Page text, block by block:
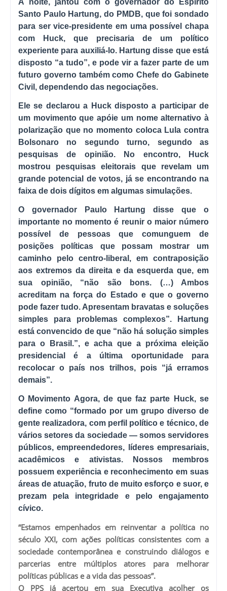
Santo Paulo Hartung, do PMDB, que foi sondado
para ser vice-presidente em uma possível chapa
com Huck, que precisaria de um político
experiente para auxiliá-lo. Hartung disse que está
disposto “a tudo”, e pode vir a fazer parte de um
futuro governo também como Chefe do Gabinete
Civil, dependendo das negociações.
Ele se declarou a Huck disposto a participar de
um movimento que apóie um nome alternativo à
polarização que no momento coloca Lula contra
Bolsonaro no segundo turno, segundo as
pesquisas de opinião. No encontro, Huck
mostrou pesquisas eleitorais que revelam um
grande potencial de votos, já se encontrando na
faixa de dois dígitos em algumas simulações.
O governador Paulo Hartung disse que o
importante no momento é reunir o maior número
possível de pessoas que comunguem de
posições políticas que possam mostrar um
caminho pelo centro-liberal, em contraposição
aos extremos da direita e da esquerda que, em
sua opinião, “não são bons. (…) Ambos
acreditam na força do Estado e que o governo
pode fazer tudo. Apresentam bravatas e soluções
simples para problemas complexos”. Hartung
está convencido de que “não há solução simples
para o Brasil.”, e acha que a próxima eleição
presidencial é a última oportunidade para
recolocar o país nos trilhos, pois “já erramos
demais”.
O Movimento Agora, de que faz parte Huck, se
define como “formado por um grupo diverso de
gente realizadora, com perfil político e técnico, de
vários setores da sociedade — somos servidores
públicos, empreendedores, líderes empresariais,
acadêmicos e ativistas. Nossos membros
possuem experiência e reconhecimento em suas
áreas de atuação, fruto de muito esforço e suor, e
prezam pela integridade e pelo engajamento
cívico.
“Estamos empenhados em reinventar a política no
século XXI, com ações políticas consistentes com a
sociedade contemporânea e construindo diálogos e
parcerias entre múltiplos atores para melhorar
políticas públicas e a vida das pessoas”.
O PPS já acertou em sua Executiva acolher os